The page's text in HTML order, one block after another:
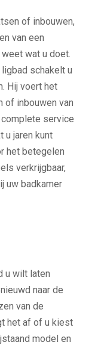
of inbouwen,
van een
wat u doet.
schakelt u
Hij voert het
of inbouwen van
service
u jaren kunt
het betegelen
verkrijgbaar,
uw badkamer
u wilt laten
naar de
van de
het af of u kiest
model en